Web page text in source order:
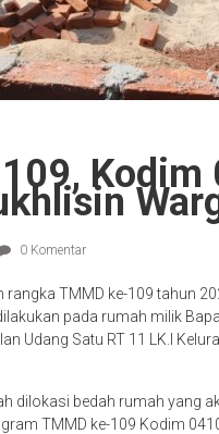
Kodim
0 Komentar
rangka TMMD ke-109 tahun
pada rumah milik
Udang Satu RT 11 LK.I
dilokasi bedah rumah yang
TMMD ke-109 Kodim